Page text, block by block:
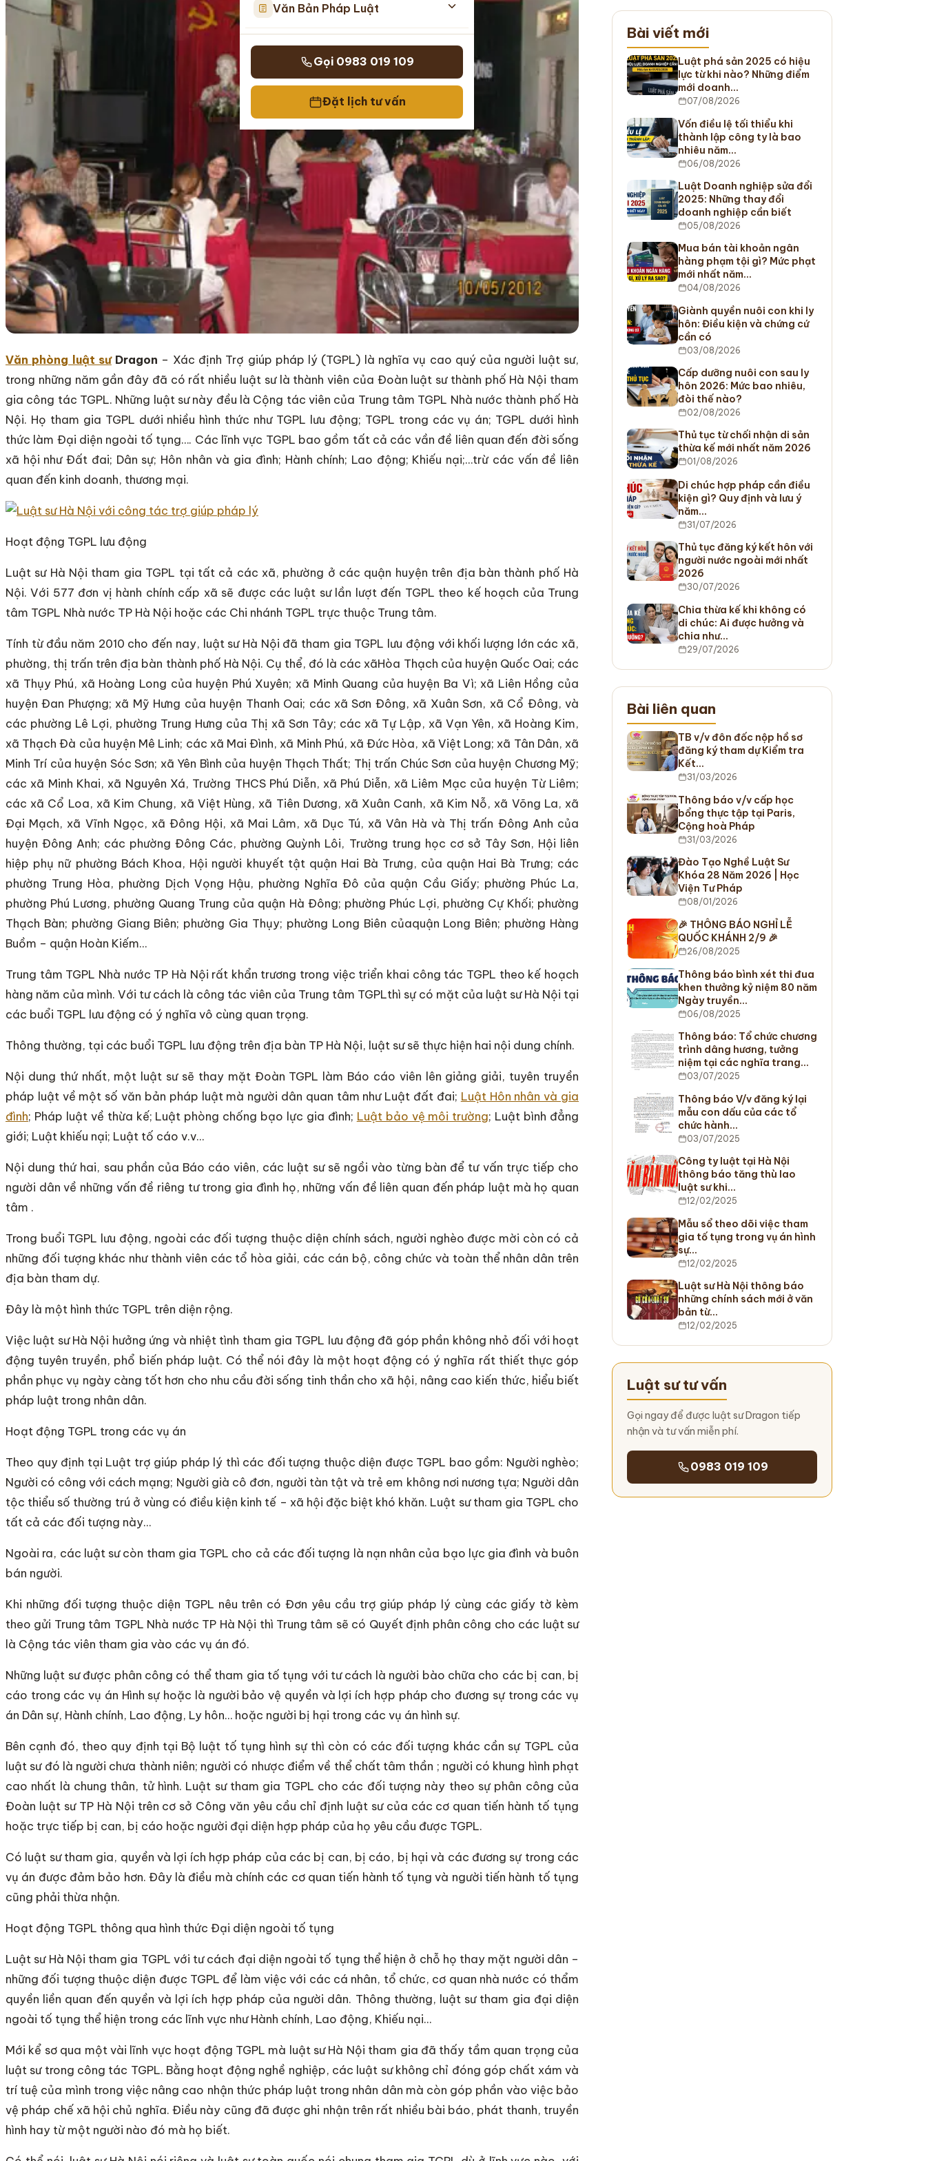
Văn Bản Pháp Luật
Gọi 0983 019 109
Đặt lịch tư vấn
Văn phòng luật sưDragon – Xác định Trợ giúp pháp lý (TGPL) là nghĩa vụ cao quý của người luật sư,
trong những năm gần đây đã có rất nhiều luật sư là thành viên của Đoàn luật sư thành phố Hà Nội tham
gia công tác TGPL. Những luật sư này đều là Cộng tác viên của Trung tâm TGPL Nhà nước thành phố Hà
Nội. Họ tham gia TGPL dưới nhiều hình thức như TGPL lưu động; TGPL trong các vụ án; TGPL dưới hình
thức làm Đại diện ngoài tố tụng…. Các lĩnh vực TGPL bao gồm tất cả các vần đề liên quan đến đời sống
xã hội như Đất đai; Dân sự; Hôn nhân và gia đình; Hành chính; Lao động; Khiếu nại;…trừ các vấn đề liên
quan đến kinh doanh, thương mại.
Hoạt động TGPL lưu động
Luật sư Hà Nội tham gia TGPL tại tất cả các xã, phường ở các quận huyện trên địa bàn thành phố Hà
Nội. Với 577 đơn vị hành chính cấp xã sẽ được các luật sư lần lượt đến TGPL theo kế hoạch của Trung
tâm TGPL Nhà nước TP Hà Nội hoặc các Chi nhánh TGPL trực thuộc Trung tâm.
Tính từ đầu năm 2010 cho đến nay, luật sư Hà Nội đã tham gia TGPL lưu động với khối lượng lớn các xã,
phường, thị trấn trên địa bàn thành phố Hà Nội. Cụ thể, đó là các xãHòa Thạch của huyện Quốc Oai; các
xã Thụy Phú, xã Hoàng Long của huyện Phú Xuyên; xã Minh Quang của huyện Ba Vì; xã Liên Hồng của
huyện Đan Phượng; xã Mỹ Hưng của huyện Thanh Oai; các xã Sơn Đông, xã Xuân Sơn, xã Cổ Đông, và
các phường Lê Lợi, phường Trung Hưng của Thị xã Sơn Tây; các xã Tự Lập, xã Vạn Yên, xã Hoàng Kim,
xã Thạch Đà của huyện Mê Linh; các xã Mai Đình, xã Minh Phú, xã Đức Hòa, xã Việt Long; xã Tân Dân, xã
Minh Trí của huyện Sóc Sơn; xã Yên Bình của huyện Thạch Thất; Thị trấn Chúc Sơn của huyện Chương Mỹ;
các xã Minh Khai, xã Nguyên Xá, Trường THCS Phú Diễn, xã Phú Diễn, xã Liêm Mạc của huyện Từ Liêm;
các xã Cổ Loa, xã Kim Chung, xã Việt Hùng, xã Tiên Dương, xã Xuân Canh, xã Kim Nỗ, xã Võng La, xã
Đại Mạch, xã Vĩnh Ngọc, xã Đông Hội, xã Mai Lâm, xã Dục Tú, xã Vân Hà và Thị trấn Đông Anh của
huyện Đông Anh; các phường Đông Các, phường Quỳnh Lôi, Trường trung học cơ sở Tây Sơn, Hội liên
hiệp phụ nữ phường Bách Khoa, Hội người khuyết tật quận Hai Bà Trưng, của quận Hai Bà Trưng; các
phường Trung Hòa, phường Dịch Vọng Hậu, phường Nghĩa Đô của quận Cầu Giấy; phường Phúc La,
phường Phú Lương, phường Quang Trung của quận Hà Đông; phường Phúc Lợi, phường Cự Khối; phường
Thạch Bàn; phường Giang Biên; phường Gia Thụy; phường Long Biên củaquận Long Biên; phường Hàng
Buồm – quận Hoàn Kiếm…
Trung tâm TGPL Nhà nước TP Hà Nội rất khẩn trương trong việc triển khai công tác TGPL theo kế hoạch
hàng năm của mình. Với tư cách là công tác viên của Trung tâm TGPLthì sự có mặt của luật sư Hà Nội tại
các buổi TGPL lưu động có ý nghĩa vô cùng quan trọng.
Thông thường, tại các buổi TGPL lưu động trên địa bàn TP Hà Nội, luật sư sẽ thực hiện hai nội dung chính.
Nội dung thứ nhất, một luật sư sẽ thay mặt Đoàn TGPL làm Báo cáo viên lên giảng giải, tuyên truyền
pháp luật về một số văn bản pháp luật mà người dân quan tâm như Luật đất đai; Luật Hôn nhân và gia
đình; Pháp luật về thừa kế; Luật phòng chống bạo lực gia đình; Luật bảo vệ môi trường; Luật bình đẳng
giới; Luật khiếu nại; Luật tố cáo v.v…
Nội dung thứ hai, sau phần của Báo cáo viên, các luật sư sẽ ngồi vào từng bàn để tư vấn trực tiếp cho
người dân về những vấn đề riêng tư trong gia đình họ, những vấn đề liên quan đến pháp luật mà họ quan
tâm .
Trong buổi TGPL lưu động, ngoài các đối tượng thuộc diện chính sách, người nghèo được mời còn có cả
những đối tượng khác như thành viên các tổ hòa giải, các cán bộ, công chức và toàn thể nhân dân trên
địa bàn tham dự.
Đây là một hình thức TGPL trên diện rộng.
Việc luật sư Hà Nội hưởng ứng và nhiệt tình tham gia TGPL lưu động đã góp phần không nhỏ đối với hoạt
động tuyên truyền, phổ biến pháp luật. Có thể nói đây là một hoạt động có ý nghĩa rất thiết thực góp
phần phục vụ ngày càng tốt hơn cho nhu cầu đời sống tinh thần cho xã hội, nâng cao kiến thức, hiểu biết
pháp luật trong nhân dân.
Hoạt động TGPL trong các vụ án
Theo quy định tại Luật trợ giúp pháp lý thì các đối tượng thuộc diện được TGPL bao gồm: Người nghèo;
Người có công với cách mạng; Người già cô đơn, người tàn tật và trẻ em không nơi nương tựa; Người dân
tộc thiểu số thường trú ở vùng có điều kiện kinh tế – xã hội đặc biệt khó khăn. Luật sư tham gia TGPL cho
tất cả các đối tượng này…
Ngoài ra, các luật sư còn tham gia TGPL cho cả các đối tượng là nạn nhân của bạo lực gia đình và buôn
bán người.
Khi những đối tượng thuộc diện TGPL nêu trên có Đơn yêu cầu trợ giúp pháp lý cùng các giấy tờ kèm
theo gửi Trung tâm TGPL Nhà nước TP Hà Nội thì Trung tâm sẽ có Quyết định phân công cho các luật sư
là Cộng tác viên tham gia vào các vụ án đó.
Những luật sư được phân công có thể tham gia tố tụng với tư cách là người bào chữa cho các bị can, bị
cáo trong các vụ án Hình sự hoặc là người bảo vệ quyền và lợi ích hợp pháp cho đương sự trong các vụ
án Dân sự, Hành chính, Lao động, Ly hôn… hoặc người bị hại trong các vụ án hình sự.
Bên cạnh đó, theo quy định tại Bộ luật tố tụng hình sự thì còn có các đối tượng khác cần sự TGPL của
luật sư đó là người chưa thành niên; người có nhược điểm về thể chất tâm thần ; người có khung hình phạt
cao nhất là chung thân, tử hình. Luật sư tham gia TGPL cho các đối tượng này theo sự phân công của
Đoàn luật sư TP Hà Nội trên cơ sở Công văn yêu cầu chỉ định luật sư của các cơ quan tiến hành tố tụng
hoặc trực tiếp bị can, bị cáo hoặc người đại diện hợp pháp của họ yêu cầu được TGPL.
Có luật sư tham gia, quyền và lợi ích hợp pháp của các bị can, bị cáo, bị hại và các đương sự trong các
vụ án được đảm bảo hơn. Đây là điều mà chính các cơ quan tiến hành tố tụng và người tiến hành tố tụng
cũng phải thừa nhận.
Hoạt động TGPL thông qua hình thức Đại diện ngoài tố tụng
Luật sư Hà Nội tham gia TGPL với tư cách đại diện ngoài tố tụng thể hiện ở chỗ họ thay mặt người dân –
những đối tượng thuộc diện được TGPL để làm việc với các cá nhân, tổ chức, cơ quan nhà nước có thẩm
quyền liền quan đến quyền và lợi ích hợp pháp của người dân. Thông thường, luật sư tham gia đại diện
ngoài tố tụng thể hiện trong các lĩnh vực như Hành chính, Lao động, Khiếu nại…
Mới kể sơ qua một vài lĩnh vực hoạt động TGPL mà luật sư Hà Nội tham gia đã thấy tầm quan trọng của
luật sư trong công tác TGPL. Bằng hoạt động nghề nghiệp, các luật sư không chỉ đóng góp chất xám và
trí tuệ của mình trong việc nâng cao nhận thức pháp luật trong nhân dân mà còn góp phần vào việc bảo
vệ pháp chế xã hội chủ nghĩa. Điều này cũng đã được ghi nhận trên rất nhiều bài báo, phát thanh, truyền
hình hay từ một người nào đó mà họ biết.
Bài viết mới
Luật phá sản 2025 có hiệu
lực từ khi nào? Những điểm
mới doanh…
07/08/2026
Vốn điều lệ tối thiểu khi
thành lập công ty là bao
nhiêu năm…
06/08/2026
Luật Doanh nghiệp sửa đổi
2025: Những thay đổi
doanh nghiệp cần biết
05/08/2026
Mua bán tài khoản ngân
hàng phạm tội gì? Mức phạt
mới nhất năm…
04/08/2026
Giành quyền nuôi con khi ly
hôn: Điều kiện và chứng cứ
cần có
03/08/2026
Cấp dưỡng nuôi con sau ly
hôn 2026: Mức bao nhiêu,
đòi thế nào?
02/08/2026
Thủ tục từ chối nhận di sản
thừa kế mới nhất năm 2026
01/08/2026
Di chúc hợp pháp cần điều
kiện gì? Quy định và lưu ý
năm…
31/07/2026
Thủ tục đăng ký kết hôn với
người nước ngoài mới nhất
2026
30/07/2026
Chia thừa kế khi không có
di chúc: Ai được hưởng và
chia như…
29/07/2026
Bài liên quan
TB v/v đôn đốc nộp hồ sơ
đăng ký tham dự Kiểm tra
Kết…
31/03/2026
Thông báo v/v cấp học
bổng thực tập tại Paris,
Cộng hoà Pháp
31/03/2026
Đào Tạo Nghề Luật Sư
Khóa 28 Năm 2026 | Học
Viện Tư Pháp
08/01/2026
🎉 THÔNG BÁO NGHỈ LỄ
QUỐC KHÁNH 2/9 🎉
26/08/2025
Thông báo bình xét thi đua
khen thưởng kỷ niệm 80 năm
Ngày truyền…
06/08/2025
Thông báo: Tổ chức chương
trình dâng hương, tưởng
niệm tại các nghĩa trang…
03/07/2025
Thông báo V/v đăng ký lại
mẫu con dấu của các tổ
chức hành…
03/07/2025
Công ty luật tại Hà Nội
thông báo tăng thù lao
luật sư khi…
12/02/2025
Mẫu sổ theo dõi việc tham
gia tố tụng trong vụ án hình
sự…
12/02/2025
Luật sư Hà Nội thông báo
những chính sách mới ở văn
bản từ…
12/02/2025
Luật sư tư vấn
Gọi ngay để được luật sư Dragon tiếp
nhận và tư vấn miễn phí.
0983 019 109